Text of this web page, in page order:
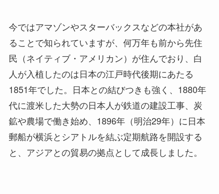
今ではアマゾンやスターバックスなどの本社があ
ることで知られていますが、何万年も前から先住
民（ネイティブ・アメリカン）が住んでおり、白
人が入植したのは日本の江戸時代後期にあたる
1851年でした。日本との結びつきも強く、1880年
代に渡米した大勢の日本人が鉄道の建設工事、炭
鉱や農場で働き始め、1896年（明治29年）に日本
郵船が横浜とシアトルを結ぶ定期航路を開設する
と、アジアとの貿易の拠点として成長しました。